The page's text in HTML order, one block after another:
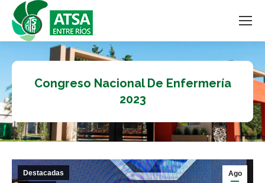
Congreso Nacional De Enfermería
2023
Ago
Destacadas